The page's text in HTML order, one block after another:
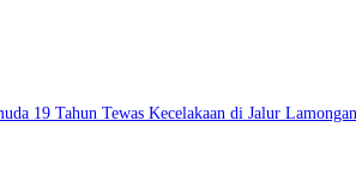
19 Tahun Tewas Kecelakaan di Jalur